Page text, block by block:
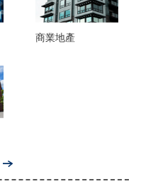
商業地產